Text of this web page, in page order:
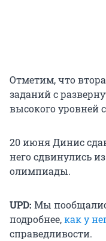
Отметим, что
заданий с
высокого уровней
20 июня Динис
него сдвинулись
олимпиады.
UPD: Мы
подробнее,как у
справедливости.